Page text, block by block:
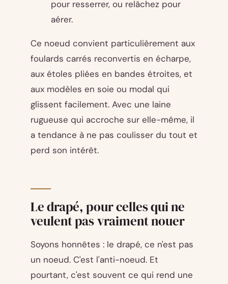
pour resserrer, ou relâchez pour
aérer.
Ce noeud convient particulièrement aux
foulards carrés reconvertis en écharpe,
aux étoles pliées en bandes étroites, et
aux modèles en soie ou modal qui
glissent facilement. Avec une laine
rugueuse qui accroche sur elle-même, il
a tendance à ne pas coulisser du tout et
perd son intérêt.
Le drapé, pour celles qui ne
veulent pas vraiment nouer
Soyons honnêtes : le drapé, ce n'est pas
un noeud. C'est l'anti-noeud. Et
pourtant, c'est souvent ce qui rend une